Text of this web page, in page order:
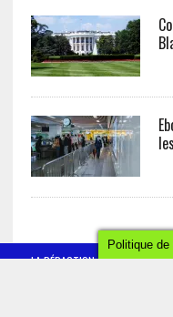
LA RÉDACTION CONTACT
Politique